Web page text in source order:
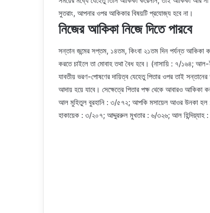
সুতরাং, আপনার ওপর আকিকার বিষয়টি প্রযোজ্য হবে না।
নিজের আকিকা নিজে দিতে পারবে
সন্তান জন্মের সপ্তম, ১৪তম, কিংবা ২১তম দিন পর্যন্ত
করতে চাইলে তা মোবাহ তথা বৈধ হবে। (নাসায়ি : ৭/১৬৪;
যাবতীয় ভরণ-পোষণের দায়িত্ব যেহেতু পিতার ওপর তাই
আদায় হয়ে যাবে। সেক্ষেত্রে পিতার পক্ষ থেকে আবারও
আল মুহিতুল বুরহানি : ৩/৫৭২; আপকি মসায়েল আওর উনকা হল :
হাকায়েক : ৩/২০৭; আদ্দুররুল মুখতার : ৬/৩২৬; আল